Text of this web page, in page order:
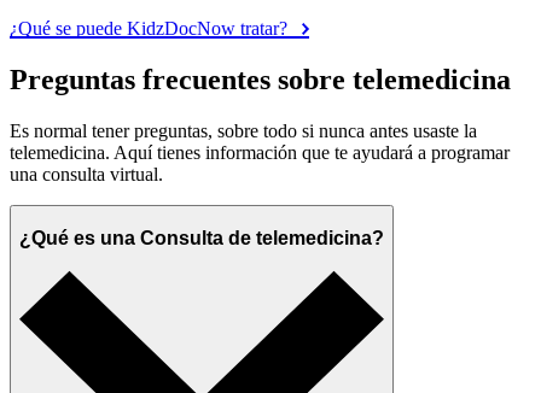
¿Qué se puede KidzDocNow tratar?
Preguntas frecuentes sobre telemedicina
Es normal tener preguntas, sobre todo si nunca antes usaste la
telemedicina. Aquí tienes información que te ayudará a programar
una consulta virtual.
¿Qué es una Consulta de telemedicina?